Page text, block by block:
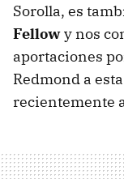
Sorolla, es
Fellowy nos
aportaciones
Redmond a
recientemente